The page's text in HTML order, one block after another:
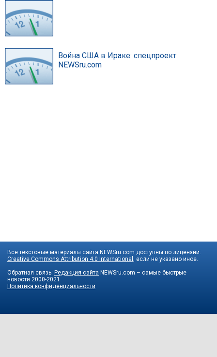
Война США в Ираке: спецпроект
NEWSru.com
Все текстовые материалы сайта NEWSru.com доступны по лицензии:
Creative Commons Attribution 4.0 International , если не указано иное.
Обратная связь: Редакция сайта NEWSru.com – самые быстрые
новости 2000-2021
Политика конфиденциальности